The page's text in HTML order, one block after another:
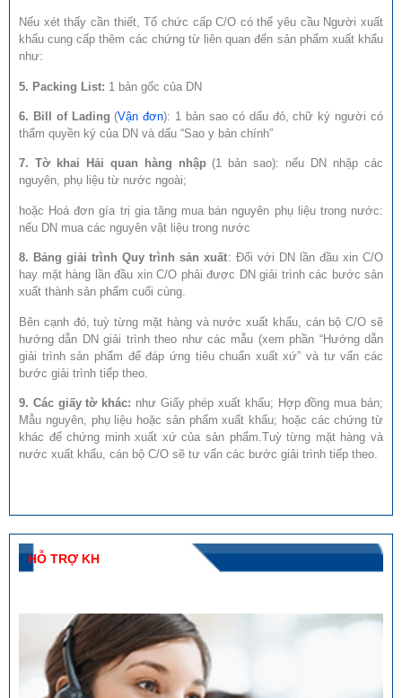
Nếu xét thấy cần thiết, Tổ chức cấp C/O có thể yêu cầu Người xuất
khẩu cung cấp thêm các chứng từ liên quan đến sản phẩm xuất khẩu
như:
5. Packing List: 1 bản gốc của DN
6. Bill of Lading (Vận đơn): 1 bản sao có dấu đỏ, chữ ký người có
thẩm quyền ký của DN và dấu “Sao y bản chính”
7. Tờ khai Hải quan hàng nhập(1 bản sao): nếu DN nhập các
nguyên, phụ liệu từ nước ngoài;
hoặc Hoá đơn gía trị gia tăng mua bán nguyên phụ liệu trong nước:
nếu DN mua các nguyên vật liệu trong nước
8. Bảng giải trình Quy trình sản xuất: Đối với DN lần đầu xin C/O
hay mặt hàng lần đầu xin C/O phải được DN giải trình các bước sản
xuất thành sản phẩm cuối cùng.
Bên cạnh đó, tuỳ từng mặt hàng và nước xuất khẩu, cán bộ C/O sẽ
hướng dẫn DN giải trình theo như các mẫu (xem phần “Hướng dẫn
giải trình sản phẩm để đáp ứng tiêu chuẩn xuất xứ” và tư vấn các
bước giải trình tiếp theo.
9. Các giấy tờ khác: như Giấy phép xuất khẩu; Hợp đồng mua bán;
Mẫu nguyên, phụ liệu hoặc sản phẩm xuất khẩu; hoặc các chứng từ
khác để chứng minh xuất xứ của sản phẩm.Tuỳ từng mặt hàng và
nước xuất khẩu, cán bộ C/O sẽ tư vấn các bước giải trình tiếp theo.
HỖ TRỢ KH